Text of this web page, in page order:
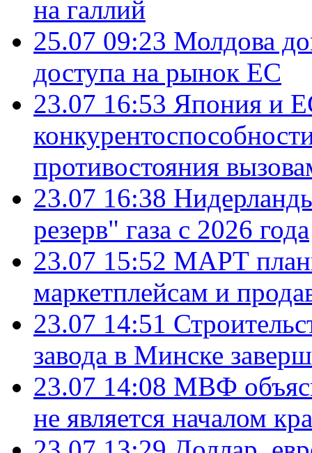
на галлий
25.07 09:23 Молдова
доступа на рынок ЕС
23.07 16:53 Япония и
противостояния
23.07 16:38
резерв" газа с 2026 года
23.07 15:52 МАРТ
маркетплейсам и
23.07 14:51
завода в Минске
23.07 14:08 МВФ
не является началом